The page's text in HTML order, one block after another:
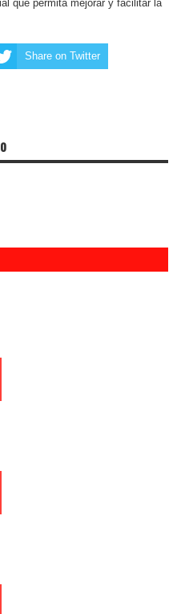
que permita mejorar y facilitar la
Share on Twitter